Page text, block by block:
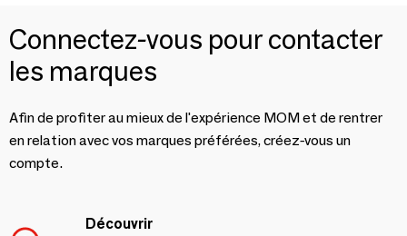
Connectez-vous pour contacter
les marques
Afin de profiter au mieux de l'expérience MOM et de rentrer
en relation avec vos marques préférées, créez-vous un
compte.
Découvrir